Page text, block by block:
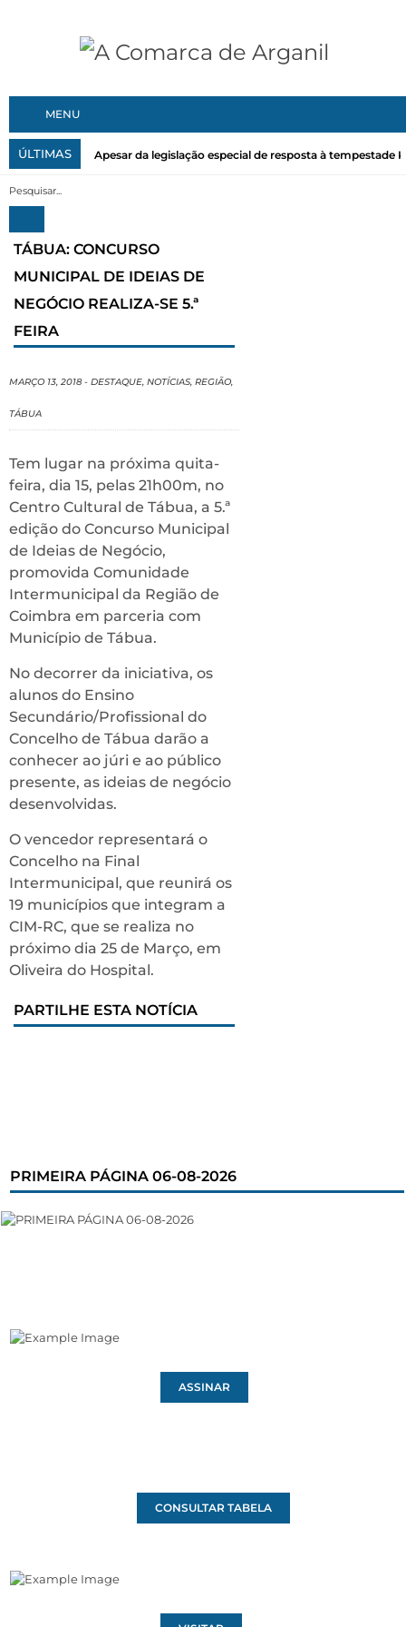
MENU
ÚLTIMAS Apesar da legislação especial de resposta à tempestade
TÁBUA: CONCURSO
MUNICIPAL DE IDEIAS DE
NEGÓCIO REALIZA-SE 5.ª
FEIRA
MARÇO 13, 2018 - DESTAQUE, NOTÍCIAS, REGIÃO,
TÁBUA
Tem lugar na próxima quita-
feira, dia 15, pelas 21h00m, no
Centro Cultural de Tábua, a 5.ª
edição do Concurso Municipal
de Ideias de Negócio,
promovida Comunidade
Intermunicipal da Região de
Coimbra em parceria com
Município de Tábua.
No decorrer da iniciativa, os
alunos do Ensino
Secundário/Profissional do
Concelho de Tábua darão a
conhecer ao júri e ao público
presente, as ideias de negócio
desenvolvidas.
O vencedor representará o
Concelho na Final
Intermunicipal, que reunirá os
19 municípios que integram a
CIM-RC, que se realiza no
próximo dia 25 de Março, em
Oliveira do Hospital.
PARTILHE ESTA NOTÍCIA
PRIMEIRA PÁGINA 06-08-2026
ASSINAR
CONSULTAR TABELA